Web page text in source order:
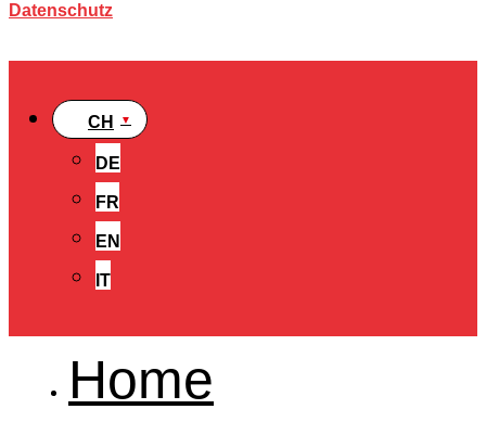
Datenschutz
CH
DE
FR
EN
IT
Home